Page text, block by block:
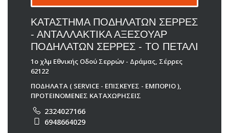
ΚΑΤΑΣΤΗΜΑ ΠΟΔΗΛΑΤΩΝ ΣΕΡΡΕΣ
- ΑΝΤΑΛΛΑΚΤΙΚΑ ΑΞΕΣΟΥΑΡ
ΠΟΔΗΛΑΤΩΝ ΣΕΡΡΕΣ - ΤΟ ΠΕΤΑΛΙ
1ο χλμ Εθνικής Οδού Σερρών - Δράμας, Σέρρες
62122
ΠΟΔΗΛΑΤΑ ( SERVICE - ΕΠΙΣΚΕΥΕΣ - ΕΜΠΟΡΙΟ ),
ΠΡΟΤΕΙΝΟΜΕΝΕΣ ΚΑΤΑΧΩΡΗΣΕΙΣ
2324027166
6948664029